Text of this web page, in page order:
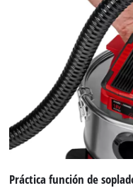
Práctica función de